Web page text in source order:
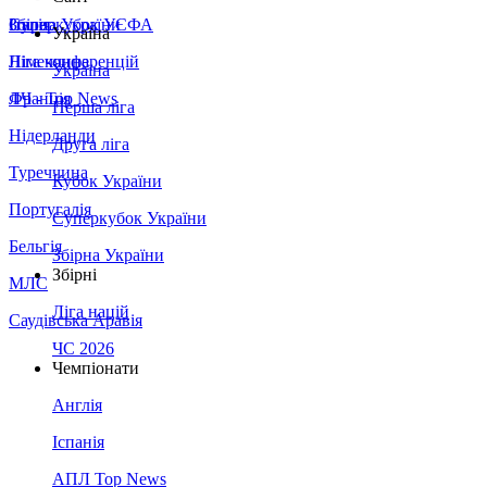
Збірна України
Італія
Німеччина
Франція
Нідерланди
Туреччина
Португалія
Бельгія
МЛС
Саудівська Аравія
Суперкубок УЄФА
Ліга конференцій
ЛЧ - Top News
Україна
Україна
Перша ліга
Друга ліга
Кубок України
Суперкубок України
Збірна України
Збірні
Ліга націй
ЧС 2026
Чемпіонати
Англія
Іспанія
АПЛ Top News